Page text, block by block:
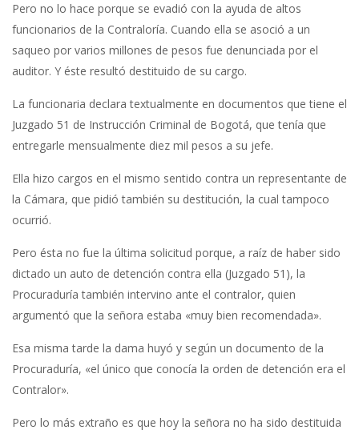
Pero no lo hace porque se evadió con la ayuda de altos
funcionarios de la Contraloría. Cuando ella se asoció a un
saqueo por varios millones de pesos fue denunciada por el
auditor. Y éste resultó destituido de su cargo.
La funcionaria declara textualmente en documentos que tiene el
Juzgado 51 de Instrucción Criminal de Bogotá, que tenía que
entregarle mensualmente diez mil pesos a su jefe.
Ella hizo cargos en el mismo sentido contra un representante de
la Cámara, que pidió también su destitución, la cual tampoco
ocurrió.
Pero ésta no fue la última solicitud porque, a raíz de haber sido
dictado un auto de detención contra ella (Juzgado 51), la
Procuraduría también intervino ante el contralor, quien
argumentó que la señora estaba «muy bien recomendada».
Esa misma tarde la dama huyó y según un documento de la
Procuraduría, «el único que conocía la orden de detención era el
Contralor».
Pero lo más extraño es que hoy la señora no ha sido destituida